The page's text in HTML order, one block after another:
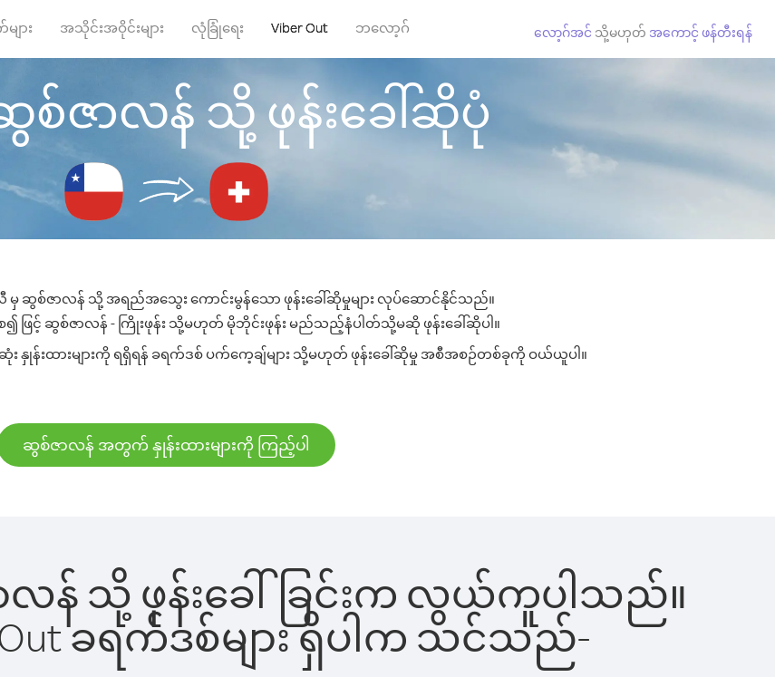
ျား အသိုင်းအဝိုင်းများ လုံခြုံရေး Viber Out ဘလော့ဂ် လော့ဂ်အင် သို့မဟုတ် အကောင့် ဖန်တီးရန်
စ်ဇာလန် သို့ ဖုန်းခေါ်ဆိုပုံ
မှ ဆွစ်ဇာလန် သို့ အရည်အသွေး ကောင်းမွန်သော ဖုန်းခေါ်ဆိုမှုများ လုပ်ဆောင်နိုင်သည်။
၍ ဖြင့် ဆွစ်ဇာလန် - ကြိုးဖုန်း သို့မဟုတ် မိုဘိုင်းဖုန်း မည်သည့်နံပါတ်သို့မဆို ဖုန်းခေါ်ဆိုပါ။
န်းထားများကို ရရှိရန် ခရက်ဒစ် ပက်ကေ့ချ်များ သို့မဟုတ် ဖုန်းခေါ်ဆိုမှု အစီအစဉ်တစ်ခုကို ဝယ်ယူပါ။
ဆွစ်ဇာလန် အတွက် နှုန်းထားများကို ကြည့်ပါ
ာလန် သို့ ဖုန်းခေါ်ခြင်းက လွယ်ကူပါသည်။
ခရက်ဒစ်များ ရှိပါက သင်သည်-